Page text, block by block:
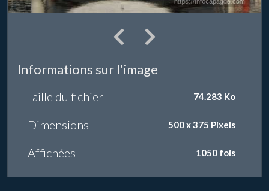
Informations sur l'image
Taille du fichier 74.283 Ko
Dimensions 500 x 375 Pixels
Affichées 1050 fois